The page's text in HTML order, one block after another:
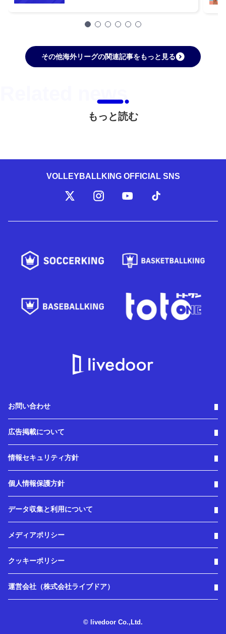
その他海外リーグの関連記事をもっと見る
もっと読む
VOLLEYBALLKING OFFICIAL SNS
お問い合わせ
広告掲載について
情報セキュリティ方針
個人情報保護方針
データ収集と利用について
メディアポリシー
クッキーポリシー
運営会社（株式会社ライブドア）
© livedoor Co.,Ltd.